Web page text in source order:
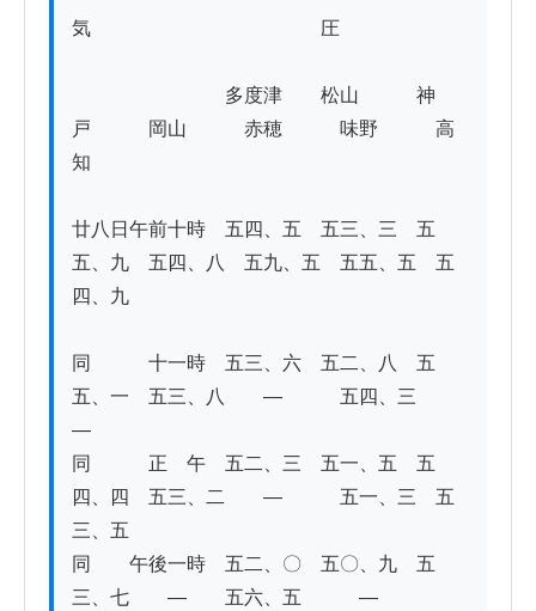
気　　　　　　　　　　　　圧
多度津　　松山　　　神
戸　　　岡山　　　赤穂　　　味野　　　高
知
廿八日午前十時　五四、五　五三、三　五
五、九　五四、八　五九、五　五五、五　五
四、九
同　　　十一時　五三、六　五二、八　五
五、一　五三、八　　―　　　五四、三
―
同　　　正　午　五二、三　五一、五　五
四、四　五三、二　　―　　　五一、三　五
三、五
同　　午後一時　五二、〇　五〇、九　五
三、七　　―　　五六、五　　　―